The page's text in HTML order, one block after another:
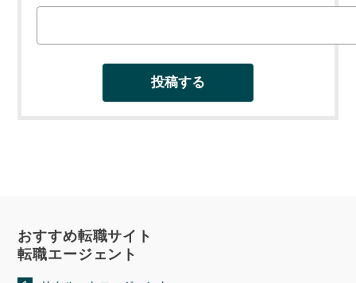
おすすめ転職サイト
転職エージェント